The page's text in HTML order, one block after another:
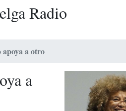
Radio
a otro
a